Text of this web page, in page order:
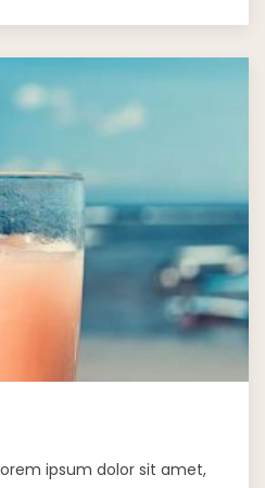
ipsum dolor sit amet,